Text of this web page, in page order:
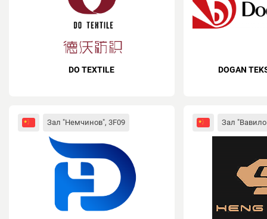
DO TEXTILE DOGAN
Зал "Немчинов", 3F09 Зал